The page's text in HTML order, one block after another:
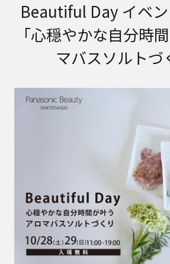
Beautiful Day イベ
「心穏やかな自分時
マバスソルトづ